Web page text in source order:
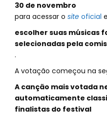
30 de novembro
para acessar o site oficial e
escolher suas músicas
selecionadas pela
.
A votação começou na
A canção mais votada
automaticamente
finalistas do festival